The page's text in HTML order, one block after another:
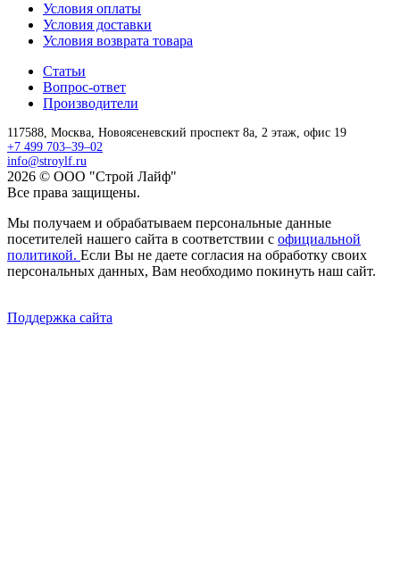
Условия оплаты
Условия доставки
Условия возврата товара
Статьи
Вопрос-ответ
Производители
117588, Москва, Новоясеневский проспект 8а, 2 этаж, офис 19
+7 499 703–39–02
info@stroylf.ru
2026 © ООО "Строй Лайф"
Все права защищены.
Мы получаем и обрабатываем персональные данные
посетителей нашего сайта в соответствии с официальной
политикой. Если Вы не даете согласия на обработку своих
персональных данных, Вам необходимо покинуть наш сайт.
Поддержка сайта